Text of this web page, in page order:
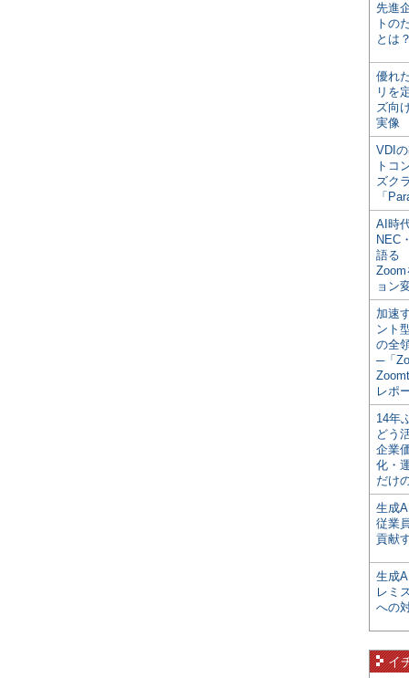
先進
トの
とは
優れ
リを
ズ向
実像
VDI
トコ
ズク
「
AI時
NEC
語る
ョン
加速
ント
の全
─「
レポ
14年
どう
企業
化・
だけ
生成
従業
貢献
生成
レミ
への
イ